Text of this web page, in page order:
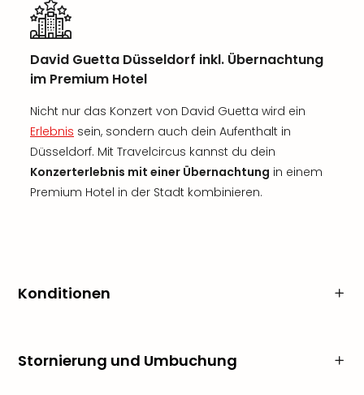
David Guetta Düsseldorf inkl. Übernachtung
im Premium Hotel
Nicht nur das Konzert von David Guetta wird ein
Erlebnis sein, sondern auch dein Aufenthalt in
Düsseldorf. Mit Travelcircus kannst du dein
Konzerterlebnis mit einer Übernachtung in einem
Premium Hotel in der Stadt kombinieren.
Konditionen
Stornierung und Umbuchung